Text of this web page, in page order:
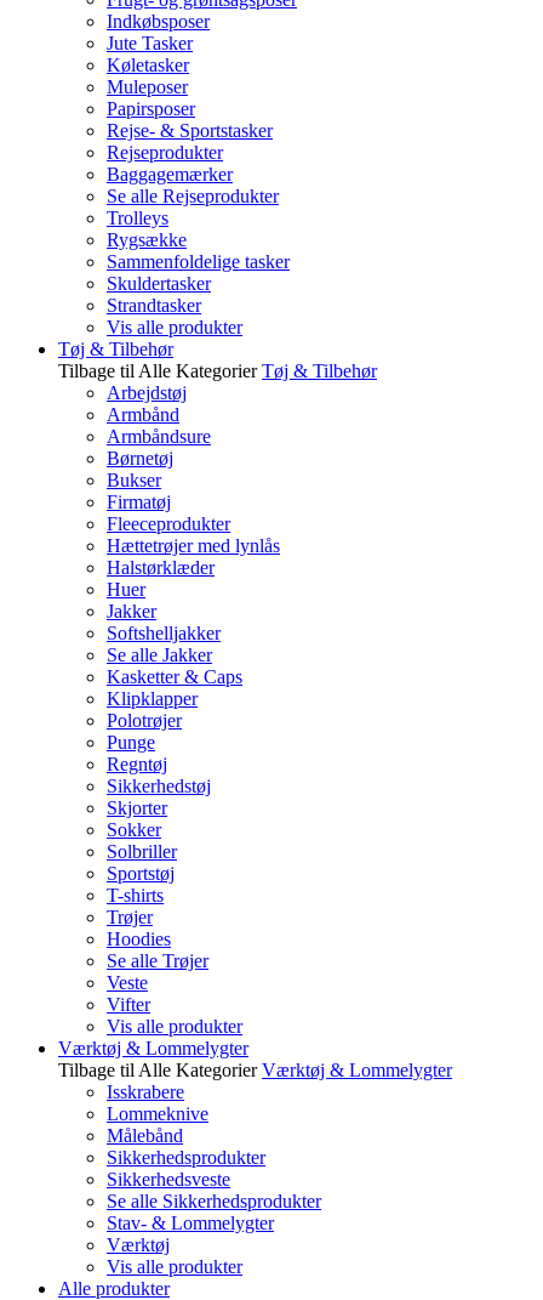
Indkøbsposer
Jute Tasker
Køletasker
Muleposer
Papirsposer
Rejse- & Sportstasker
Rejseprodukter
Baggagemærker
Se alle Rejseprodukter
Trolleys
Rygsække
Sammenfoldelige tasker
Skuldertasker
Strandtasker
Vis alle produkter
Tøj & Tilbehør
Tilbage til Alle Kategorier Tøj & Tilbehør
Arbejdstøj
Armbånd
Armbåndsure
Børnetøj
Bukser
Firmatøj
Fleeceprodukter
Hættetrøjer med lynlås
Halstørklæder
Huer
Jakker
Softshelljakker
Se alle Jakker
Kasketter & Caps
Klipklapper
Polotrøjer
Punge
Regntøj
Sikkerhedstøj
Skjorter
Sokker
Solbriller
Sportstøj
T-shirts
Trøjer
Hoodies
Se alle Trøjer
Veste
Vifter
Vis alle produkter
Værktøj & Lommelygter
Tilbage til Alle Kategorier Værktøj & Lommelygter
Isskrabere
Lommeknive
Målebånd
Sikkerhedsprodukter
Sikkerhedsveste
Se alle Sikkerhedsprodukter
Stav- & Lommelygter
Værktøj
Vis alle produkter
Alle produkter